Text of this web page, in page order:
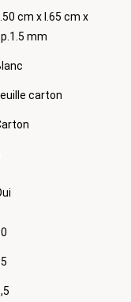
cm x l.65 cm x
mm
carton